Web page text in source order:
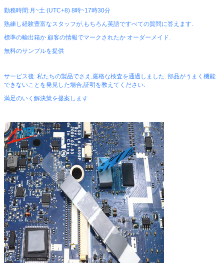
勤務時間:月~土 (UTC+8) 8時~17時30分
熟練し経験豊富なスタッフが,もちろん英語ですべての質問に答えます.
標準の輸出箱か 顧客の情報でマークされたか オーダーメイド.
無料のサンプルを提供
サービス後: 私たちの製品でさえ,厳格な検査を通過しました. 部品がうまく機能
できないことを発見した場合,証明を教えてください.
満足のいく解決策を提案します